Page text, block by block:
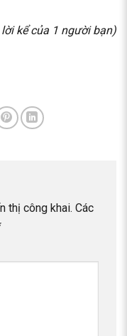
kể của 1 người bạn)
thị công khai. Các